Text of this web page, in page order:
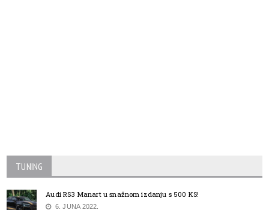
TUNING
Audi RS3 Manart u snažnom izdanju s 500 KS!
6. JUNA 2022.